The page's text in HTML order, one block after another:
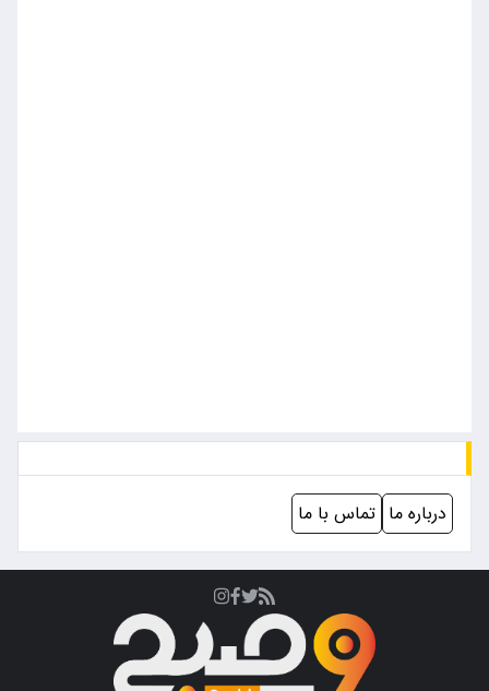
درباره ما تماس با ما